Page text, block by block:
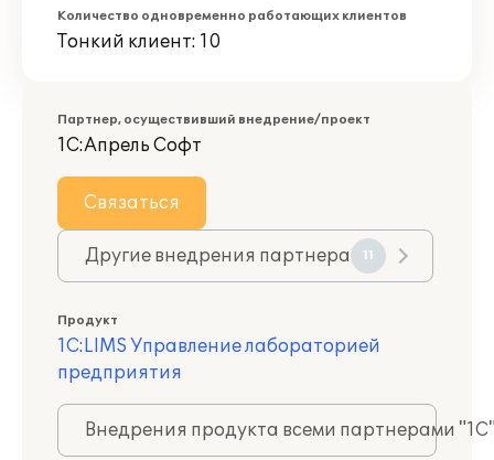
Количество одновременно работающих клиентов
Тонкий клиент: 10
Партнер, осуществивший внедрение/проект
1С:Апрель Софт
Связаться
Другие внедрения партнера 11
Продукт
1С:LIMS Управление лабораторией
предприятия
Внедрения продукта всеми партнерами